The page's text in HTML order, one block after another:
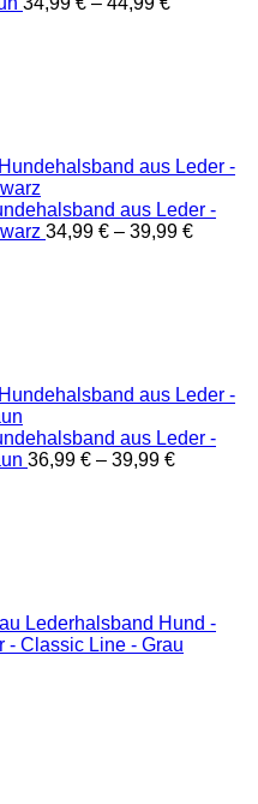
aus Leder -
34,99 € – 39,99 €
aus Leder -
36,99 € – 39,99 €
Lederhalsband Hund -
- Classic Line - Grau